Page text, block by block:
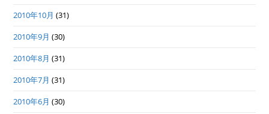
2010年10月 (31)
2010年9月 (30)
2010年8月 (31)
2010年7月 (31)
2010年6月 (30)